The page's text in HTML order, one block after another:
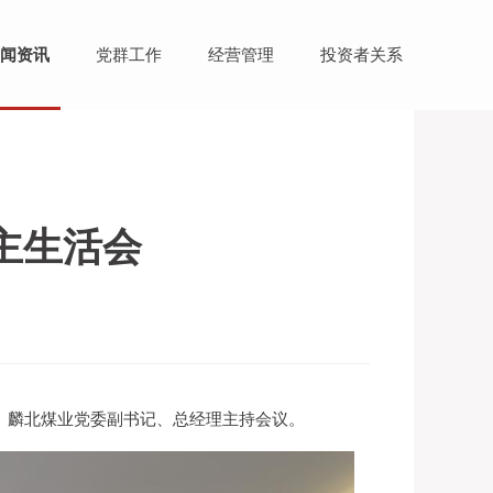
资讯 党群工作 经营管理 投资者关系
生活会
北煤业党委副书记、总经理主持会议。